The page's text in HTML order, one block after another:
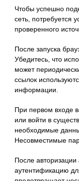
Чтобы успешно
сеть, потребуется
проверенного
После запуска
Убедитесь, что
может
ссылок
информации.
При первом входе
или войти в
необходимые
Несовместимые
После авторизации
аутентификацию